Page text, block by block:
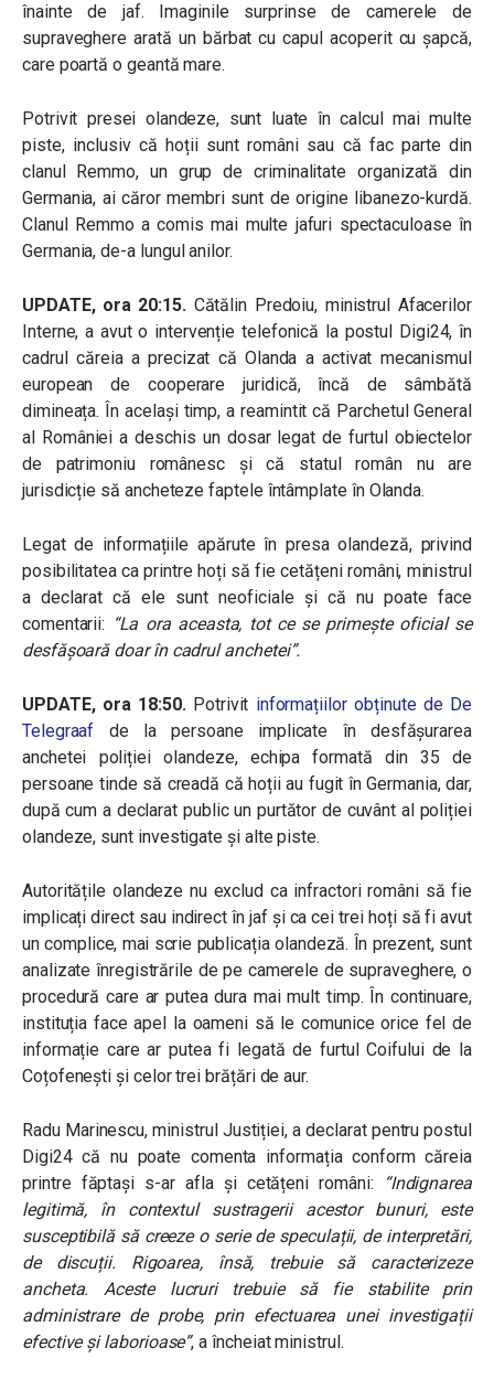
înainte de jaf. Imaginile surprinse de camerele de
supraveghere arată un bărbat cu capul acoperit cu șapcă,
care poartă o geantă mare.
Potrivit presei olandeze, sunt luate în calcul mai multe
piste, inclusiv că hoții sunt români sau că fac parte din
clanul Remmo, un grup de criminalitate organizată din
Germania, ai căror membri sunt de origine libanezo-kurdă.
Clanul Remmo a comis mai multe jafuri spectaculoase în
Germania, de-a lungul anilor.
UPDATE, ora 20:15. Cătălin Predoiu, ministrul Afacerilor
Interne, a avut o intervenție telefonică la postul Digi24, în
cadrul căreia a precizat că Olanda a activat mecanismul
european de cooperare juridică, încă de sâmbătă
dimineața. În același timp, a reamintit că Parchetul General
al României a deschis un dosar legat de furtul obiectelor
de patrimoniu românesc și că statul român nu are
jurisdicție să ancheteze faptele întâmplate în Olanda.
Legat de informațiile apărute în presa olandeză, privind
posibilitatea ca printre hoți să fie cetățeni români, ministrul
a declarat că ele sunt neoficiale și că nu poate face
comentarii: “La ora aceasta, tot ce se primește oficial se
desfășoară doar în cadrul anchetei”.
UPDATE, ora 18:50. Potrivit informațiilor obținute de De
Telegraaf de la persoane implicate în desfășurarea
anchetei poliției olandeze, echipa formată din 35 de
persoane tinde să creadă că hoții au fugit în Germania, dar,
după cum a declarat public un purtător de cuvânt al poliției
olandeze, sunt investigate și alte piste.
Autoritățile olandeze nu exclud ca infractori români să fie
implicați direct sau indirect în jaf și ca cei trei hoți să fi avut
un complice, mai scrie publicația olandeză. În prezent, sunt
analizate înregistrările de pe camerele de supraveghere, o
procedură care ar putea dura mai mult timp. În continuare,
instituția face apel la oameni să le comunice orice fel de
informație care ar putea fi legată de furtul Coifului de la
Coțofenești și celor trei brățări de aur.
Radu Marinescu, ministrul Justiției, a declarat pentru postul
Digi24 că nu poate comenta informația conform căreia
printre făptași s-ar afla și cetățeni români:
“Indignarea
legitimă, în contextul sustragerii acestor bunuri, este
susceptibilă să creeze o serie de speculații, de interpretări,
de discuții. Rigoarea, însă, trebuie să caracterizeze
ancheta. Aceste lucruri trebuie să fie stabilite prin
administrare de probe, prin efectuarea unei investigații
efective și laborioase”, a încheiat ministrul.